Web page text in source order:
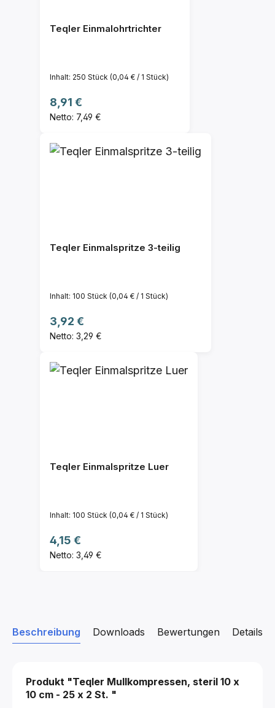
Teqler Einmalohrtrichter
Inhalt: 250 Stück (0,04 € / 1 Stück)
Regulärer Preis:
8,91 €
Netto: 7,49 €
Teqler Einmalspritze 3-teilig
Inhalt: 100 Stück (0,04 € / 1 Stück)
Regulärer Preis:
3,92 €
Netto: 3,29 €
Teqler Einmalspritze Luer
Inhalt: 100 Stück (0,04 € / 1 Stück)
Regulärer Preis:
4,15 €
Netto: 3,49 €
Beschreibung Downloads Details
Bewertungen
Produkt "Teqler Mullkompressen, steril 10 x
10 cm - 25 x 2 St. "